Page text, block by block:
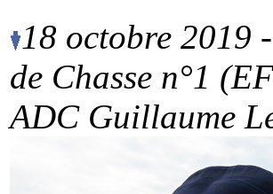
18 octobre 2019 -
de Chasse n°1
ADC Guillaume